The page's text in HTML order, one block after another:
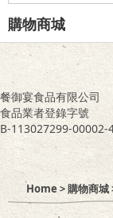
檔案下載
常見問題
客服專區
購物商城
餐御宴食品有限公司
食品業者登錄字號
B-113027299-00002-
Home>購物商城